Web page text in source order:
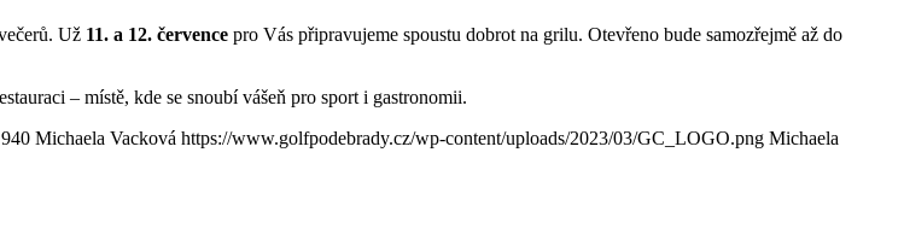
Už 11. a 12. července pro Vás připravujeme spoustu dobrot na grilu. Otevřeno bude samozřejmě až do
– místě, kde se snoubí vášeň pro sport i gastronomii.
940 Michaela Vacková https://www.golfpodebrady.cz/wp-content/uploads/2023/03/GC_LOGO.png Michaela